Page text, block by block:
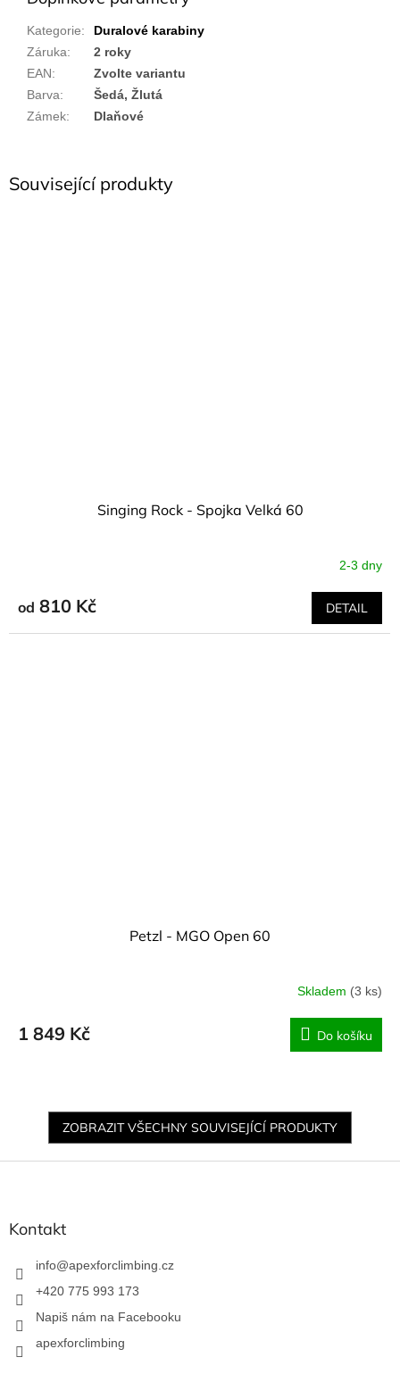
Související produkty
Singing Rock - Spojka Velká 60
2-3 dny
od 810 Kč DETAIL
Petzl - MGO Open 60
Skladem (3 ks)
1 849 Kč Do košíku
ZOBRAZIT VŠECHNY SOUVISEJÍCÍ PRODUKTY
Kategorie:
Duralové karabiny
Záruka:
2 roky
EAN:
Zvolte variantu
Barva:
Šedá, Žlutá
Zámek: Dlaňové
Z
Kontakt
info@apexforclimbing.cz
+420 775 993 173
Napiš nám na Facebooku
apexforclimbing